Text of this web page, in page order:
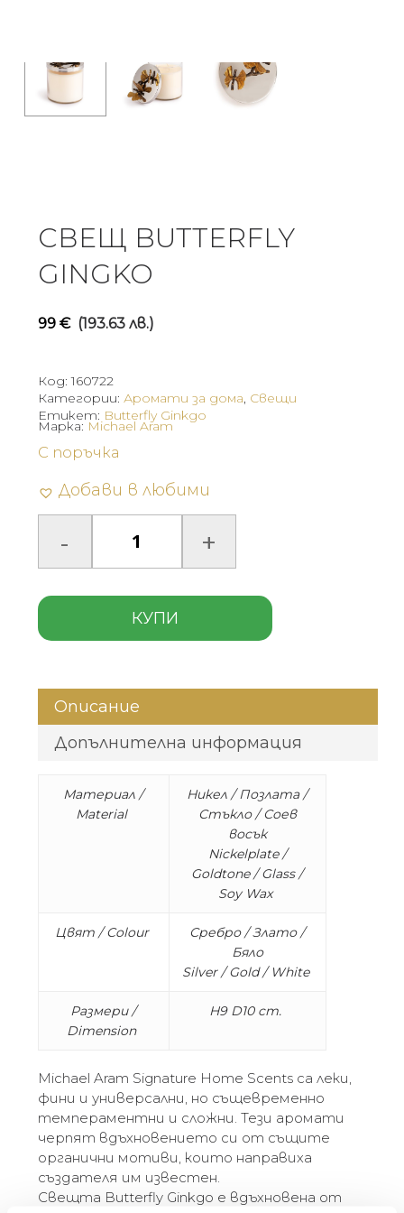
СВЕЩ BUTTERFLY
GINGKO
99 € (193.63 лв.)
Код:160722
Категории: Аромати за дома, Свещи
Етикет: Butterfly Ginkgo
С поръчка
Добави в любими
КУПИ
Марка: Michael Aram
Описание
Допълнителна информация
Материал /
Material
Никел / Позлата /
Стъкло / Соев
восък
Nickelplate /
Goldtone / Glass /
Soy Wax
Цвят / Colour
Сребро / Злато /
Бяло
Silver / Gold / White
Размери /
Dimension
H9 D10 cm.
Michael Aram Signature Home Scents са леки,
фини и универсални, но същевременно
темпераментни и сложни. Тези аромати
черпят вдъхновението си от същите
органични мотиви, които направиха
създателя им известен.
Свещта Butterfly Ginkgo е вдъхновена от